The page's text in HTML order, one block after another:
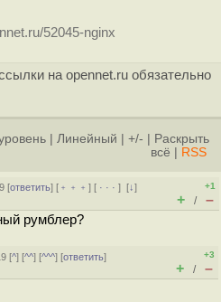
52045-nginx
на opennet.ru обязательно
Линейный +/-
Раскрыть
всё
RSS
[ответить] [ ﹢﹢﹢] [ · · ·][↓]
+1
+ / –
румблер?
[^] [^^] [^^^] [ответить]
+3
+ / –